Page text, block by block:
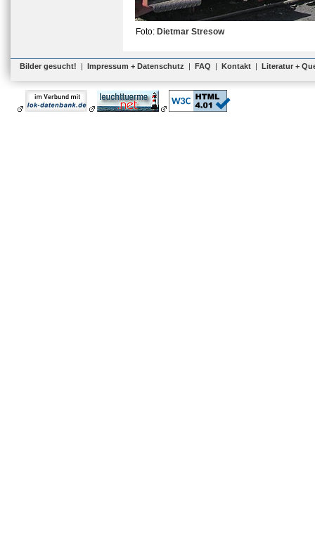
Foto: Dietmar Stresow
Bilder gesucht! | Impressum + Datenschutz | FAQ | Kontakt | Literatur +